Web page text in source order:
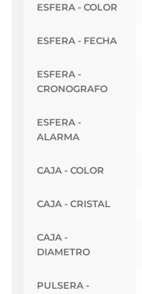
ESFERA - COLOR
ESFERA - FECHA
ESFERA -
CRONOGRAFO
ESFERA -
ALARMA
CAJA - COLOR
CAJA - CRISTAL
CAJA -
DIAMETRO
PULSERA -